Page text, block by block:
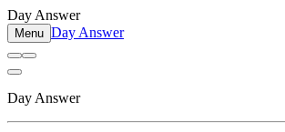
Day Answer
Menu Day Answer
Day Answer